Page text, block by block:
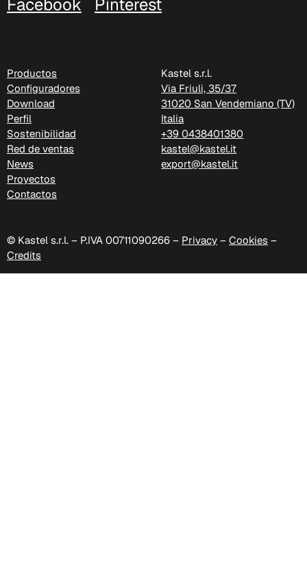
C 30J
Facebook
Pinterest
Productos
Configuradores
Download
Perfil
Sostenibilidad
Red de ventas
News
Proyectos
Contactos
Kastel s.r.l.
Via Friuli, 35/37
31020 San Vendemiano (TV)
Italia
+39 0438401380
kastel@kastel.it
export@kastel.it
© Kastel s.r.l. – P.IVA 00711090266 – Privacy – Cookies –
Credits